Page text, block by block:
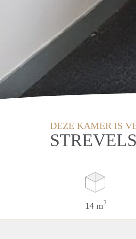
DEZE KAMER IS
14 m2